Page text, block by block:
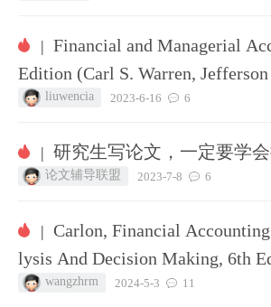
| Financial and Managerial
Edition (Carl S. Warren, Jefferson
liuwencia 2023-6-16 6
| 研究生写论文，一定要学
论文辅导联盟 2023-7-8 6
| Carlon, Financial
lysis And Decision Making, 6th
wangzhrm 2024-5-3 11